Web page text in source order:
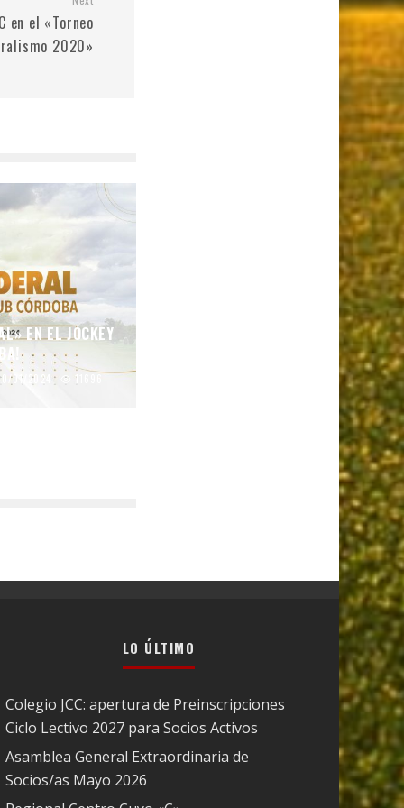
en el «Torneo
2020»
EN EL JOCKEY
01/2024 11696
LO ÚLTIMO
Colegio JCC: apertura de Preinscripciones
Ciclo Lectivo 2027 para Socios Activos
Asamblea General Extraordinaria de
Socios/as Mayo 2026